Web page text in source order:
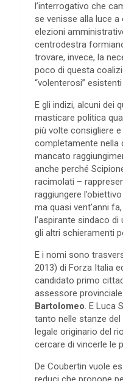
l’interrogativo che
se venisse alla luce
elezioni
centrodestra
trovare, invece, la
poco di questa
“volenterosi”
E gli indizi, alcuni dei
masticare politica
più volte consigliere
completamente nella
mancato
anche perché
racimolati –
raggiungere
ma quasi vent’anni
l’aspirante sindaco
gli altri schieramenti
E i nomi sono
2013) di Forza Italia
candidato primo
assessore
Bartolomeo. E Luca
tanto nelle stanze
legale originario del
cercare di vincerle le
De Coubertin vuole